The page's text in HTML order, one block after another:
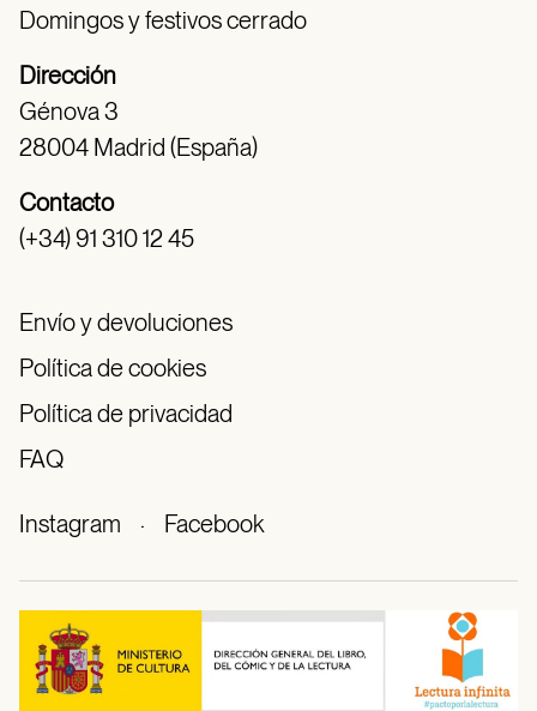
Domingos y festivos cerrado
Dirección
Génova 3
28004 Madrid (España)
Contacto
(+34) 91 310 12 45
Envío y devoluciones
Política de cookies
Política de privacidad
FAQ
Instagram · Facebook